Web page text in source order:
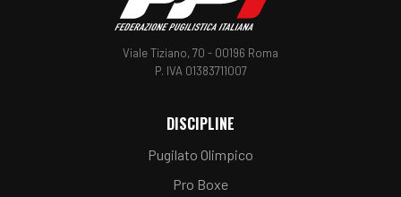
Viale Tiziano, 70 - 00196 Roma
P. IVA 01383711007
DISCIPLINE
Pugilato Olimpico
Pro Boxe